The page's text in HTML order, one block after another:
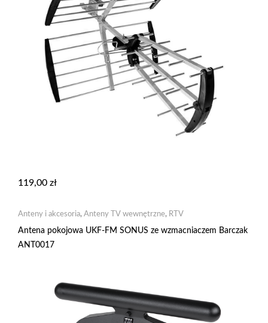
119,00 zł
Anteny i akcesoria, Anteny TV wewnętrzne, RTV
Antena pokojowa UKF-FM SONUS ze wzmacniaczem Barczak
ANT0017